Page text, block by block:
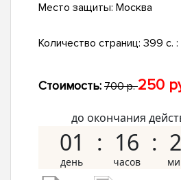
Место защиты: Москва
Количество страниц: 399 с. :
Стоимость: 700 р.250
до окончания
01 16